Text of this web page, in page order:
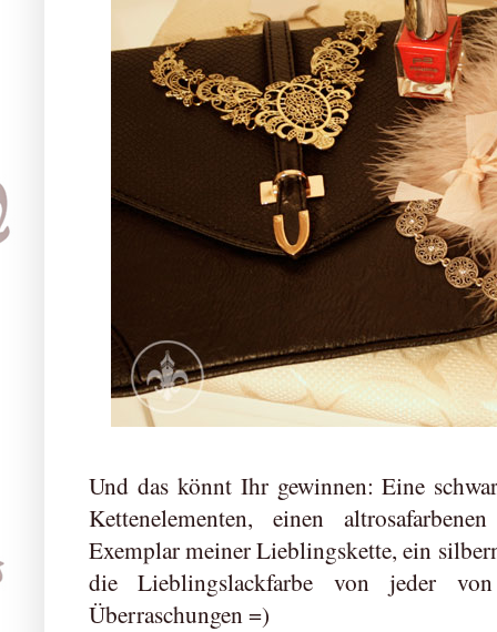
Und das könnt Ihr gewinnen: Eine
Kettenelementen, einen
Exemplar meiner Lieblingskette, ein
die Lieblingslackfarbe von jeder
Überraschungen =)